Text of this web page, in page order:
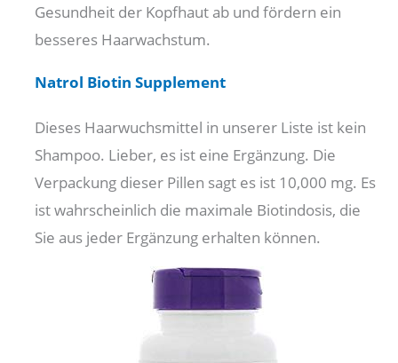
Gesundheit der Kopfhaut ab und fördern ein
besseres Haarwachstum.
Natrol Biotin Supplement
Dieses Haarwuchsmittel in unserer Liste ist kein
Shampoo. Lieber, es ist eine Ergänzung. Die
Verpackung dieser Pillen sagt es ist 10,000 mg. Es
ist wahrscheinlich die maximale Biotindosis, die
Sie aus jeder Ergänzung erhalten können.